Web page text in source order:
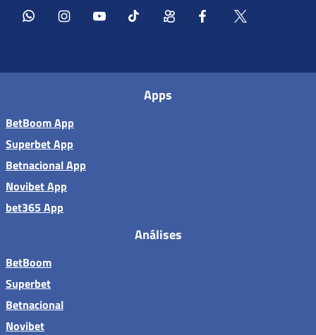
Apps
BetBoom App
Superbet App
Betnacional App
Novibet App
bet365 App
Análises
BetBoom
Superbet
Betnacional
Novibet